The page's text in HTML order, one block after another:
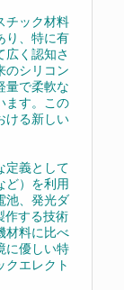
チック材料
り、特に有
く認知さ
のシリコン
量で柔軟な
ます。この
ける新しい
定義として
ど）を利用
池、発光ダ
作する技術
材料に比べ
に優しい特
エレクト